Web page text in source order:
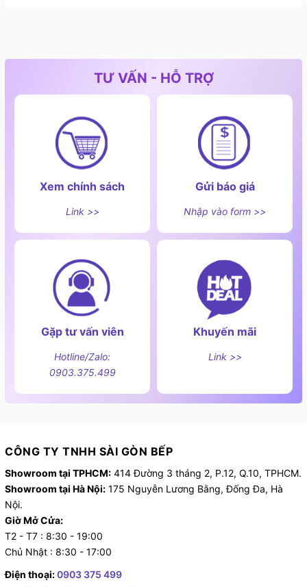
bảo mọi trải nghiệm mua sắm của khách hàng tại Sài
Gòn Bếp là trọn vẹn và đáng nhớ.
dịch vụ chuyên nghiệp, chúng tôi hy vọng có thể đồng
hành cùng khách hàng trong hành trình tạo nên không
gian bếp hoàn hảo. Hãy truy cập vào trang web của
chúng tôi hoặc liên hệ trực tiếp để khám phá thêm về
Sài Gòn Bếp sẽ mang đến sự hài lòng và sự tự hào
cho không gian bếp của bạn!
TƯ VẤN - HỖ TRỢ
Xem chính sách
Link >>
Gửi báo giá
Nhập vào form >>
Gặp tư vấn viên
Hotline/Zalo:
0903.375.499
Khuyến mãi
Link >>
CÔNG TY TNHH SÀI GÒN BẾP
Showroom tại TPHCM: 414 Đường 3 tháng 2, P.12, Q.10, TPHCM.
Showroom tại Hà Nội: 175 Nguyễn Lương Bằng, Đống Đa, Hà
Nội.
Giờ Mở Cửa:
T2 - T7 : 8:30 - 19:00
Chủ Nhật : 8:30 - 17:00
Điện thoại:0903 375 499